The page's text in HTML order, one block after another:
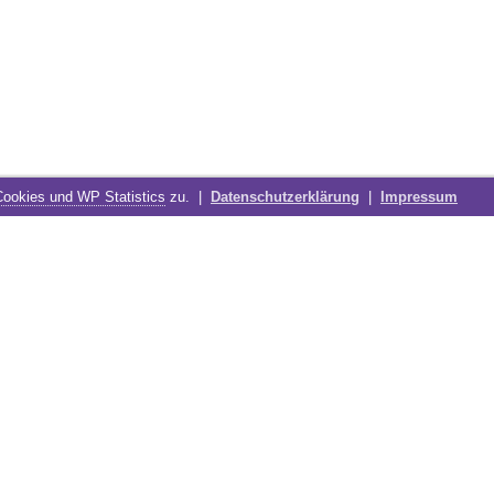
und WP Statistics zu. | Datenschutzerklärung Impressum